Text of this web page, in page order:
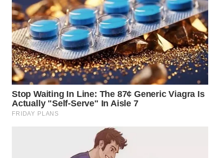
WN
NIAS
WN
LANGKAT
WN
TAPANULI
SELATAN